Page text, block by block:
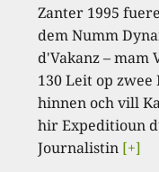
Zanter 1995
dem Numm
d'Vakanz – mam
130 Leit op
hinnen och vill
hir Expeditioun
Journalistin [+]